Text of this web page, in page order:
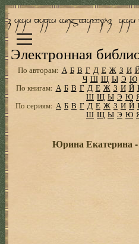
Электронная
По авторам: А Б В Г Д Е Ж З И
Ч Ш Щ Ы Э Ю
По книгам: А Б В Г Д Е Ж З И Й
Ш Щ Ы Э Ю
По сериям: А Б В Г Д Е Ж З И Й
Ш Щ Ы Э Ю
Юрина Екатерина -